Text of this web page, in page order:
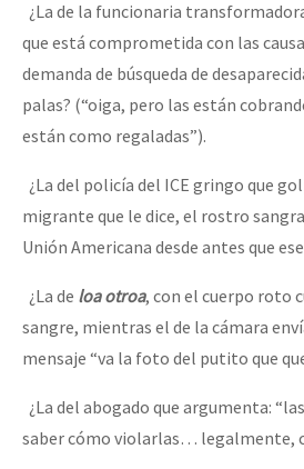
¿La de la funcionaria
que está comprometida con las
demanda de búsqueda de
palas? (“oiga, pero las están
están como regaladas”).
¿La del policía del ICE gringo que
migrante que le dice, el rostro
Unión Americana desde antes que
¿La de loa otroa, con el cuerpo roto
sangre, mientras el de la cámara
mensaje “va la foto del putito que
¿La del abogado que argumenta:
saber cómo violarlas… legalmente,